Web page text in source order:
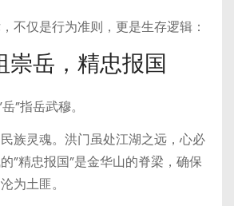
不仅是行为准则，更是生存逻辑：
崇岳，精忠报国
”指岳武穆。
族灵魂。洪门虽处江湖之远，心必
”精忠报国”是金华山的脊梁，确保
为土匪。